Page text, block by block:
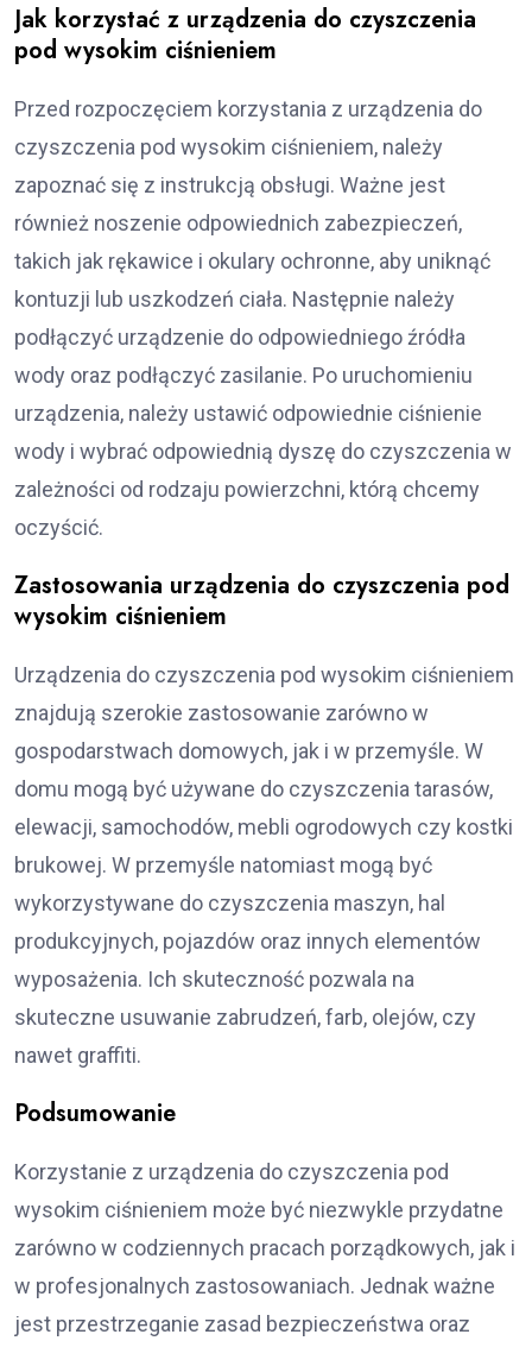
Jak korzystać z urządzenia do czyszczenia
pod wysokim ciśnieniem
Przed rozpoczęciem korzystania z urządzenia do
czyszczenia pod wysokim ciśnieniem, należy
zapoznać się z instrukcją obsługi. Ważne jest
również noszenie odpowiednich zabezpieczeń,
takich jak rękawice i okulary ochronne, aby uniknąć
kontuzji lub uszkodzeń ciała. Następnie należy
podłączyć urządzenie do odpowiedniego źródła
wody oraz podłączyć zasilanie. Po uruchomieniu
urządzenia, należy ustawić odpowiednie ciśnienie
wody i wybrać odpowiednią dyszę do czyszczenia w
zależności od rodzaju powierzchni, którą chcemy
oczyścić.
Zastosowania urządzenia do czyszczenia pod
wysokim ciśnieniem
Urządzenia do czyszczenia pod wysokim ciśnieniem
znajdują szerokie zastosowanie zarówno w
gospodarstwach domowych, jak i w przemyśle. W
domu mogą być używane do czyszczenia tarasów,
elewacji, samochodów, mebli ogrodowych czy kostki
brukowej. W przemyśle natomiast mogą być
wykorzystywane do czyszczenia maszyn, hal
produkcyjnych, pojazdów oraz innych elementów
wyposażenia. Ich skuteczność pozwala na
skuteczne usuwanie zabrudzeń, farb, olejów, czy
nawet graffiti.
Podsumowanie
Korzystanie z urządzenia do czyszczenia pod
wysokim ciśnieniem może być niezwykle przydatne
zarówno w codziennych pracach porządkowych, jak i
w profesjonalnych zastosowaniach. Jednak ważne
jest przestrzeganie zasad bezpieczeństwa oraz